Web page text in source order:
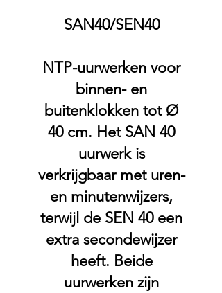
SAN40/SEN40
NTP-uurwerken voor
binnen- en
buitenklokken tot Ø
40 cm. Het SAN 40
uurwerk is
verkrijgbaar met uren-
en minutenwijzers,
terwijl de SEN 40 een
extra secondewijzer
heeft. Beide
uurwerken zijn